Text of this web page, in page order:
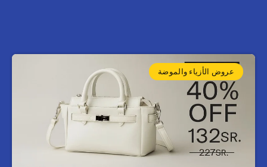
عروض الأزياء والموضة